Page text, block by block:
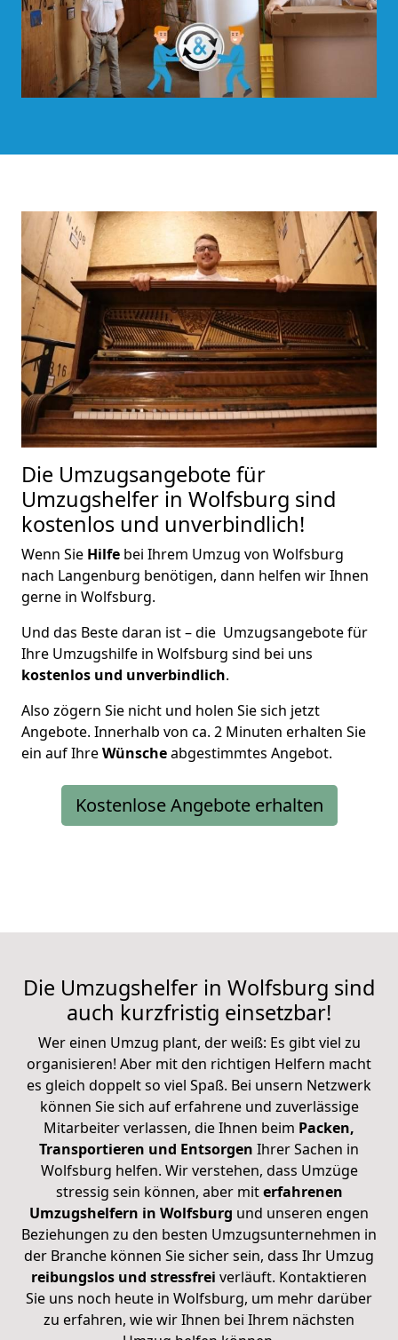
Die Umzugsangebote für
Umzugshelfer in Wolfsburg sind
kostenlos und unverbindlich!
Wenn Sie Hilfe bei Ihrem Umzug von Wolfsburg
nach Langenburg benötigen, dann helfen wir Ihnen
gerne in Wolfsburg.
Und das Beste daran ist – die Umzugsangebote für
Ihre Umzugshilfe in Wolfsburg sind bei uns
kostenlos und unverbindlich.
Also zögern Sie nicht und holen Sie sich jetzt
Angebote. Innerhalb von ca. 2 Minuten erhalten Sie
ein auf IhreWünscheabgestimmtes Angebot.
Kostenlose Angebote erhalten
Die Umzugshelfer in Wolfsburg sind
auch kurzfristig einsetzbar!
Wer einen Umzug plant, der weiß: Es gibt viel zu
organisieren! Aber mit den richtigen Helfern macht
es gleich doppelt so viel Spaß. Bei unsern Netzwerk
können Sie sich auf erfahrene und zuverlässige
Mitarbeiter verlassen, die Ihnen beim Packen,
Transportieren und Entsorgen Ihrer Sachen in
Wolfsburg helfen. Wir verstehen, dass Umzüge
stressig sein können, aber miterfahrenen
Umzugshelfern in Wolfsburg und unseren engen
Beziehungen zu den besten Umzugsunternehmen in
der Branche können Sie sicher sein, dass Ihr Umzug
reibungslos und stressfrei verläuft. Kontaktieren
Sie uns noch heute in Wolfsburg, um mehr darüber
zu erfahren, wie wir Ihnen bei Ihrem nächsten